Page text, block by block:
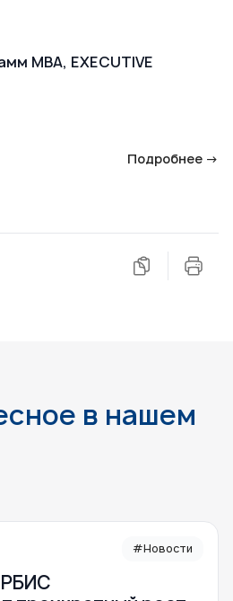
MBA, EXECUTIVE
Подробнее →
в нашем
#Новости